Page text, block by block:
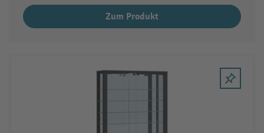
Zum Produkt